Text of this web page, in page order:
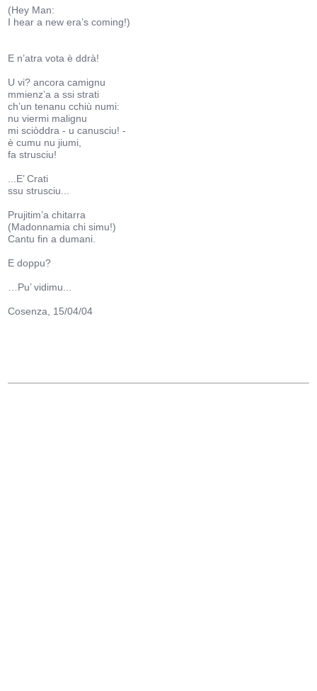
(Hey Man:
I hear a new era’s coming!)
E n’atra vota è ddrà!
U vi? ancora camignu
mmienz’a a ssi strati
ch’un tenanu cchiù numi:
nu viermi malignu
mi sciòddra - u canusciu! -
è cumu nu jiumi,
fa strusciu!
...E’ Crati
ssu strusciu...
Prujitim’a chitarra
(Madonnamia chi simu!)
Cantu fin a dumani.
E doppu?
…Pu’ vidimu...
Cosenza, 15/04/04